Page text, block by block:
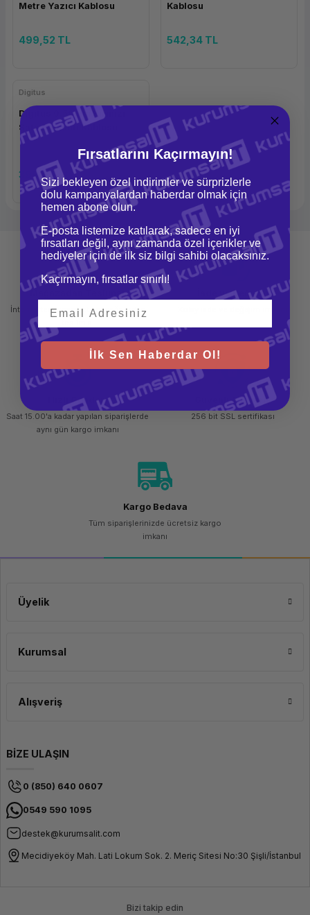
Metre Yazıcı Kablosu
499,52 TL
Kablosu
542,34 TL
Digitus
Digitus 0.50mm Kırmızı
Sata Bağlantı Kablosu
399,62 TL
Mağazadan Teslimat
İnternetten sipariş et ve mağazadan
İade ve Değişim
Hızlı Gönderi
Saat 15.00'a kadar yapılan siparişlerde
aynı gün kargo imkanı
Güvenli Alışveriş
256 bit SSL sertifikası
Kargo Bedava
Tüm siparişlerinizde ücretsiz kargo
imkanı
Üyelik
Kurumsal
Alışveriş
BİZE ULAŞIN
0 (850) 640 0607
0549 590 1095
destek@kurumsalit.com
Mecidiyeköy Mah. Lati Lokum Sok. 2. Meriç Sitesi No:30 Şişli/İstanbul
Bizi takip edin
Fırsatlarını Kaçırmayın!
Sizi bekleyen özel indirimler ve sürprizlerle
dolu kampanyalardan haberdar olmak için
hemen abone olun.
E-posta listemize katılarak, sadece en iyi
fırsatları değil, aynı zamanda özel içerikler ve
hediyeler için de ilk siz bilgi sahibi olacaksınız.
Kaçırmayın, fırsatlar sınırlı!
İlk Sen Haberdar Ol!